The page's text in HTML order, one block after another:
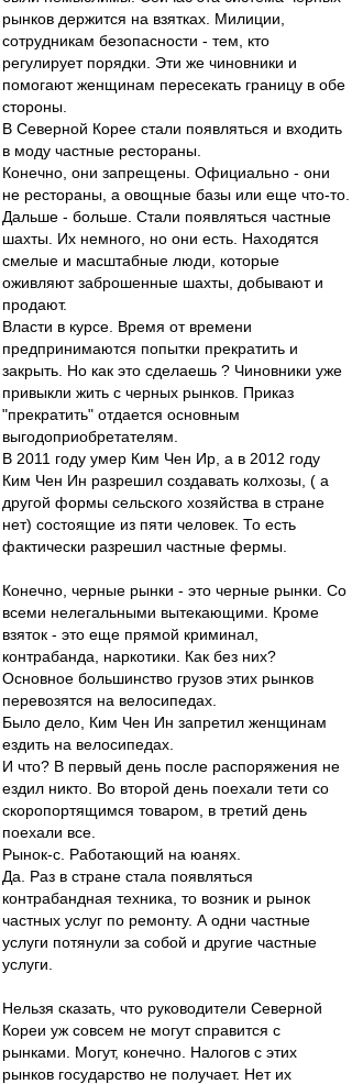
рынков держится на взятках. Милиции,
сотрудникам безопасности - тем, кто
регулирует порядки. Эти же чиновники и
помогают женщинам пересекать границу в обе
стороны.
В Северной Корее стали появляться и входить
в моду частные рестораны.
Конечно, они запрещены. Официально - они
не рестораны, а овощные базы или еще что-то.
Дальше - больше. Стали появляться частные
шахты. Их немного, но они есть. Находятся
смелые и масштабные люди, которые
оживляют заброшенные шахты, добывают и
продают.
Власти в курсе. Время от времени
предпринимаются попытки прекратить и
закрыть. Но как это сделаешь ? Чиновники уже
привыкли жить с черных рынков. Приказ
"прекратить" отдается основным
выгодоприобретателям.
В 2011 году умер Ким Чен Ир, а в 2012 году
Ким Чен Ин разрешил создавать колхозы, ( а
другой формы сельского хозяйства в стране
нет) состоящие из пяти человек. То есть
фактически разрешил частные фермы.
Конечно, черные рынки - это черные рынки. Со
всеми нелегальными вытекающими. Кроме
взяток - это еще прямой криминал,
контрабанда, наркотики. Как без них?
Основное большинство грузов этих рынков
перевозятся на велосипедах.
Было дело, Ким Чен Ин запретил женщинам
ездить на велосипедах.
И что? В первый день после распоряжения не
ездил никто. Во второй день поехали тети со
скоропортящимся товаром, в третий день
поехали все.
Рынок-с. Работающий на юанях.
Да. Раз в стране стала появляться
контрабандная техника, то возник и рынок
частных услуг по ремонту. А одни частные
услуги потянули за собой и другие частные
услуги.
Нельзя сказать, что руководители Северной
Кореи уж совсем не могут справится с
рынками. Могут, конечно. Налогов с этих
рынков государство не получает. Нет их